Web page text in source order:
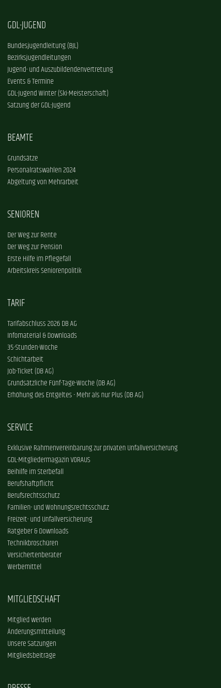
GDL-JUGEND
Bundesjugendleitung (BJL)
Bezirksjugendleitungen
Jugend- und Auszubildendenvertretung
Events & Termine
GDL-Jugend Winter (Ski-Meisterschaft)
Satzung der GDL-Jugend
BEAMTE
Grundsätze
Personalratswahlen 2024
Abgeltung von Mehrarbeit
SENIOREN
Der Weg zur Rente
Der Weg zur Pension
Erste Hilfe im Pflegefall
Arbeitskreis Seniorenpolitik
TARIF
Tarifabschluss 2026 DB AG
Infomaterial & Downloads
35-Stunden-Woche
Schichtarbeit
Job-Ticket (DB AG)
Grundsätzliche Fünf-Tage-Woche (DB AG)
Erhöhung des Entgeltes - Mehr als nur Plus (DB AG)
SERVICE
Exklusive Rahmenvereinbarung zur privaten Unfallversicherung
GDL-Mitgliedermagazin VORAUS
Beihilfe im Sterbefall
Berufshaftpflicht
Berufsrechtsschutz
Familien- und Wohnungsrechtsschutz
Freizeit- und Unfallversicherung
Ratgeber & Downloads
Technikbroschüren
Versichertenberater
Werbemittel
MITGLIEDSCHAFT
Mitglied werden
Änderungsmitteilung
Unsere Satzungen
Mitgliedsbeiträge